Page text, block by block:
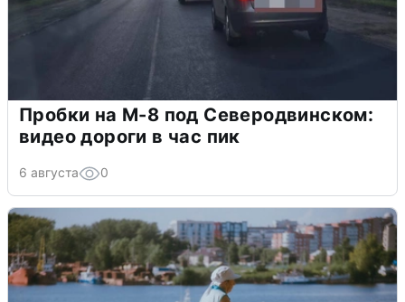
Пробки на М-8 под Северодвинском:
видео дороги в час пик
6 августа 0